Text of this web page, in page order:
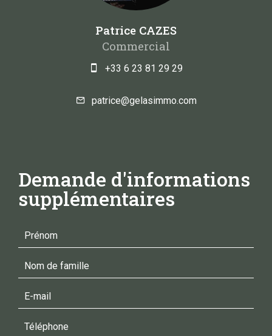
Patrice CAZES
Commercial
+33 6 23 81 29 29
patrice@gelasimmo.com
Demande d'informations
supplémentaires